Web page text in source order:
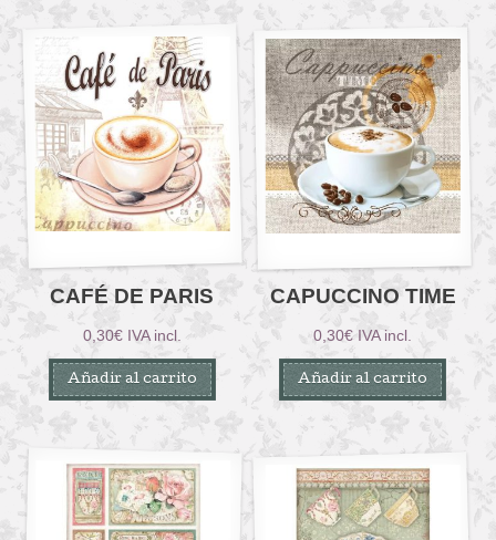
CAFÉ DE PARIS
0,30€ IVA incl.
Añadir al carrito
CAPUCCINO TIME
0,30€ IVA incl.
Añadir al carrito